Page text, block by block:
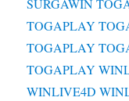
SURGAWIN
TOGAPLAY
TOGAPLAY
TOGAPLAY
WINLIVE4D